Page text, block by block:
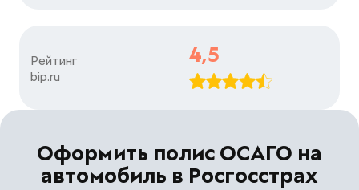
Рейтинг
bip.ru
4,5
Оформить полис ОСАГО на
автомобиль в Росгосстрах